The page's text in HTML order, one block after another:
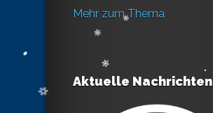
Mehr zum Thema
Aktuelle Nachrichten